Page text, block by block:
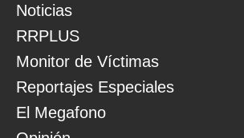
Noticias
RRPLUS
Monitor de Víctimas
Reportajes Especiales
El Megafono